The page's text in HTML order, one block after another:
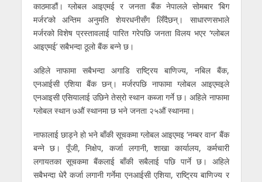
काठमाडौं। ग्लोबल आइएमई र जनता बैंक नेपालले सोमबार ‘बिग
मर्जर’को अन्तिम अनुमति शेयरधनीसँग लिँदैछन्। साधारणसभाले
मर्जरको विशेष प्रस्तावलाई पारित गरेपछि जनता विलय भएर ‘ग्लोबल
आइएमई’ सबैभन्दा ठूलो बैंक बन्ने छ।
अहिले नाफामा सबैभन्दा अगाडि राष्ट्रिय बाणिज्य, नबिल बैंक,
एनआईसी एशिया बैंक छन्। मर्जरपछि नाफामा ग्लोबल आइएमइले
एनआइसी एसियालाई उछिने तेस्रो स्थान कब्जा गर्ने छ। अहिले नाफामा
ग्लोबल स्थान ७औं स्थानमा छ भने जनता २५औं स्थानमा।
नाफालाई छाड्ने हो भने बाँकी सूचकमा ग्लोबल आइएमइ ‘नम्बर वान’ बैंक
बन्ने छ। पूँजी, निक्षेप, कर्जा लगानी, शाखा कार्यालय, कर्मचारी
लगायतका सूचकमा बैंकलाई बाँकी सबैलाई पछि पार्ने छ। अहिले
सबैभन्दा धेरै कर्जा लगानी गर्नेमा एनआईसी एशिया, राष्ट्रिय बाणिज्य र